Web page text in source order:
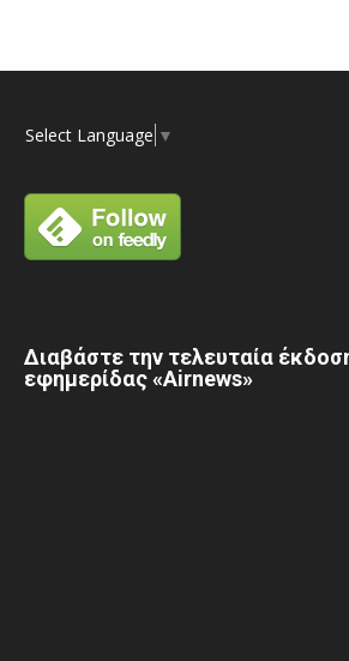
Select Language ▼
Διαβάστε την τελευταία
εφημερίδας «Airnews»